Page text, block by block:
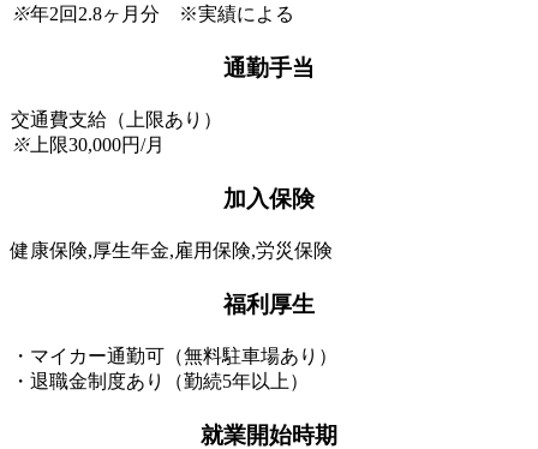
※年2回2.8ヶ月分 ※実績による
通勤手当
交通費支給（上限あり）
※ 上限30,000円/月
加入保険
健康保険,厚生年金,雇用保険,労災保険
福利厚生
・マイカー通勤可（無料駐車場あり）
・退職金制度あり（勤続5年以上）
就業開始時期